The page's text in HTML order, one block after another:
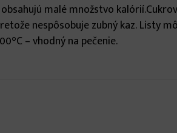
malé množstvo
nespôsobuje zubný kaz. Listy
– vhodný na pečenie.